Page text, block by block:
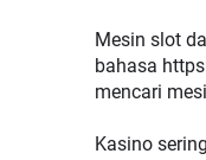
Mesin slot
bahasa
mencari
Kasino